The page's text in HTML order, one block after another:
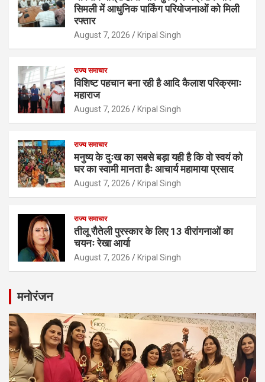
सिमली में आधुनिक पार्किंग परियोजनाओं को मिली
रफ्तार
August 7, 2026 Kripal Singh
राज्य समाचार
विशिष्ट पहचान बना रही है आदि कैलाश परिक्रमाः
महाराज
August 7, 2026 Kripal Singh
राज्य समाचार
मनुष्य के दुःख का सबसे बड़ा यही है कि वो स्वयं को
घर का स्वामी मानता हैः आचार्य महामाया प्रसाद
August 7, 2026 Kripal Singh
राज्य समाचार
तीलू रौतेली पुरस्कार के लिए 13 वीरांगनाओं का
चयनः रेखा आर्या
August 7, 2026 Kripal Singh
मनोरंजन